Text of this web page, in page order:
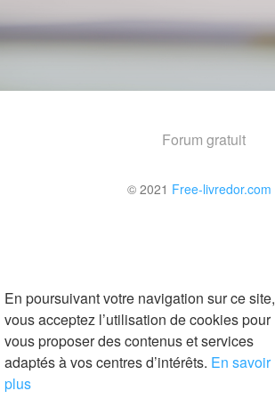
En poursuivant votre navigation sur ce site,
vous acceptez l’utilisation de cookies pour
vous proposer des contenus et services
adaptés à vos centres d’intérêts. En savoir
plus
Forum gratuit
© 2021 Free-livredor.com